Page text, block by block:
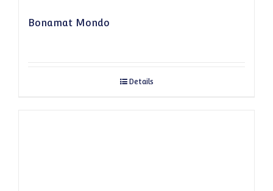
Bonamat Mondo
Details